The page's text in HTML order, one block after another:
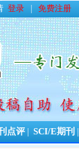
登录 免费注册
点评 SCI/E期刊